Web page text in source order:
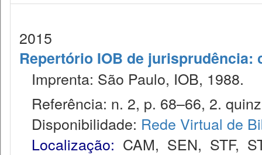
2015
Repertório IOB de
Imprenta: São Paulo, IOB, 1988.
Referência: n. 2, p. 68–66, 2.
Disponibilidade: Rede Virtual de
Localização: CAM, SEN, STF,